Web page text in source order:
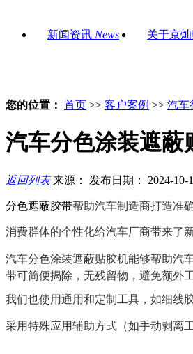
新闻资讯 News 关于京
您的位置： 首页 >> 客户案例 >> 汽车
汽车分色涂装遮蔽
返回列表来源： 发布日期： 2024-10-
分色遮蔽胶带帮助汽车制造商打造准
消费群体的个性化给汽车厂商带来了
汽车分色涂装遮蔽贴胶机能够帮助汽
带可简便揭除，无残留物，避免额外工
我们也使用通用和定制工具，如细线
采用特殊应用辅助方式（如手动剥离